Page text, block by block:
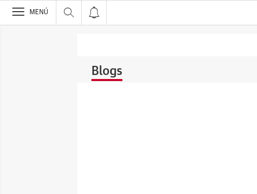
>
MENÚ
Blogs